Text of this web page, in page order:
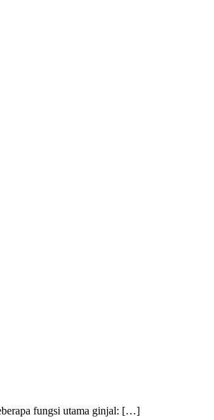
fungsi utama ginjal: […]